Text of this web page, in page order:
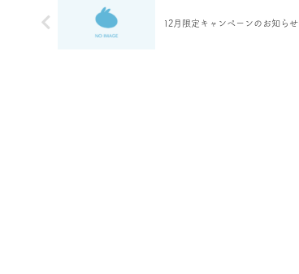
12月限定キャンペーンのお知らせ